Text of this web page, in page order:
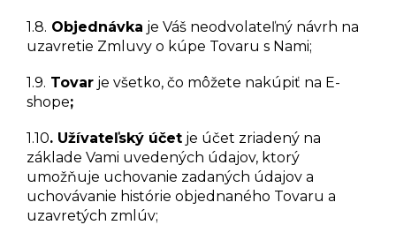
1.8. Objednávka je Váš neodvolateľný návrh na
uzavretie Zmluvy o kúpe Tovaru s Nami;
1.9. Tovar je všetko, čo môžete nakúpiť na E-
shope;
1.10. Užívateľský účet je účet zriadený na
základe Vami uvedených údajov, ktorý
umožňuje uchovanie zadaných údajov a
uchovávanie histórie objednaného Tovaru a
uzavretých zmlúv;